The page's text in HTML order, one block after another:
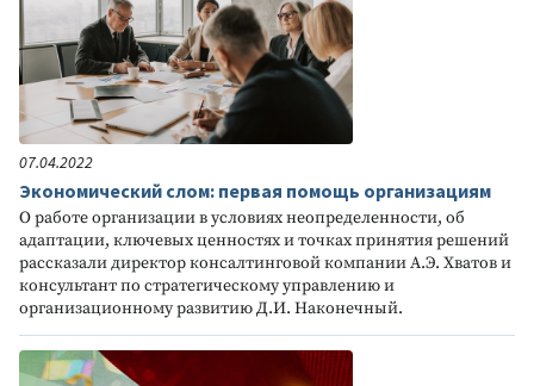
07.04.2022
Экономический слом: первая помощь организациям
О работе организации в условиях неопределенности, об
адаптации, ключевых ценностях и точках принятия решений
рассказали директор консалтинговой компании А.Э. Хватов и
консультант по стратегическому управлению и
организационному развитию Д.И. Наконечный.